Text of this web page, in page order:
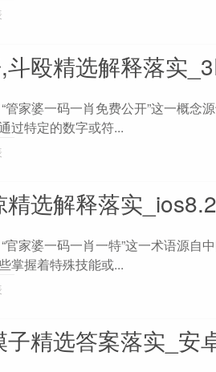
殴精选解释落实
家婆一码一肖免费公开”这一概念
过特定的数字或符...
选解释落实
家婆一码一肖一特”这一术语源自
掌握着特殊技能或...
精选答案落实_安